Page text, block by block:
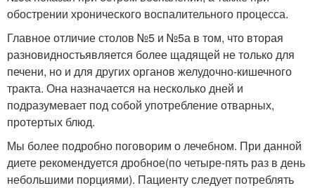
обострении хронического воспалительного процесса.
Главное отличие столов №5 и №5а в том, что вторая
разновидностьявляется более щадящей не только для
печени, но и для других органов желудочно-кишечного
тракта. Она назначается на несколько дней и
подразумевает под собой употребление отварных,
протертых блюд.
Мы более подробно поговорим о лечебном. При данной
диете рекомендуется дробное(по четыре-пять раз в день
небольшими порциями). Пациенту следует потреблять